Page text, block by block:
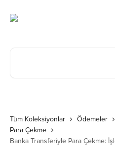
Tüm Koleksiyonlar Ödemeler
Para Çekme
Banka Transferiyle Para Çekme: